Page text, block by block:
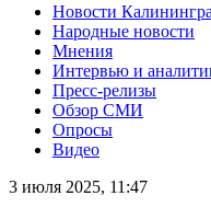
Новости
Народные новости
Мнения
Интервью и
Пресс-релизы
Обзор СМИ
Опросы
Видео
3 июля 2025, 11:47